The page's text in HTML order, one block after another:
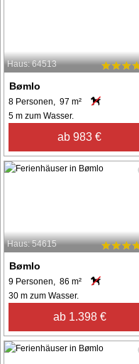
Haus: 64513
Bømlo
8 Personen, 97 m²
5 m zum Wasser.
ab 983 €
Haus: 54615
Bømlo
9 Personen, 86 m²
30 m zum Wasser.
ab 1.398 €